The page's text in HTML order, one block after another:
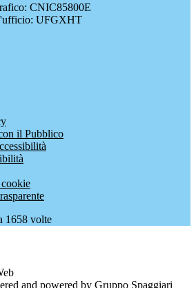
CNIC85800E
UFGXHT
il Pubblico
cookie
1658 volte
and powered by Gruppo Spaggiari